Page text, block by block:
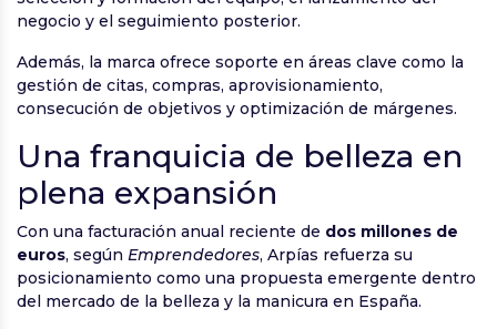
negocio y el seguimiento posterior.
Además, la marca ofrece soporte en áreas clave como la
gestión de citas, compras, aprovisionamiento,
consecución de objetivos y optimización de márgenes.
Una franquicia de belleza en
plena expansión
Con una facturación anual reciente de dos millones de
euros, según Emprendedores, Arpías refuerza su
posicionamiento como una propuesta emergente dentro
del mercado de la belleza y la manicura en España.